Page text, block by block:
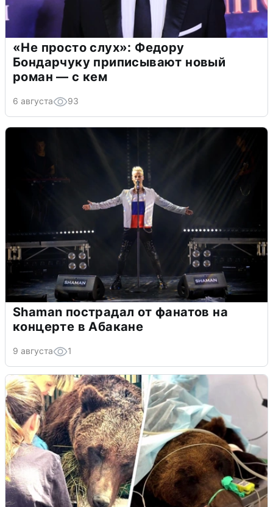
«Не просто слух»: Федору
Бондарчуку приписывают новый
роман — с кем
6 августа 93
Shaman пострадал от фанатов на
концерте в Абакане
9 августа 1